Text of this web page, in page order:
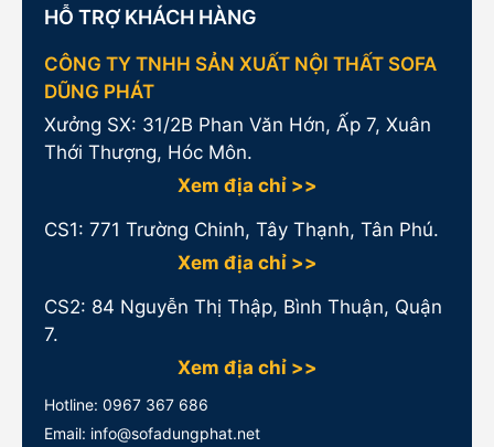
HỖ TRỢ KHÁCH HÀNG
CÔNG TY TNHH SẢN XUẤT NỘI THẤT SOFA
DŨNG PHÁT
Xưởng SX: 31/2B Phan Văn Hớn, Ấp 7, Xuân
Thới Thượng, Hóc Môn.
Xem địa chỉ >>
CS1: 771 Trường Chinh, Tây Thạnh, Tân Phú.
Xem địa chỉ >>
CS2: 84 Nguyễn Thị Thập, Bình Thuận, Quận
7.
Xem địa chỉ >>
Hotline: 0967 367 686
Email: info@sofadungphat.net